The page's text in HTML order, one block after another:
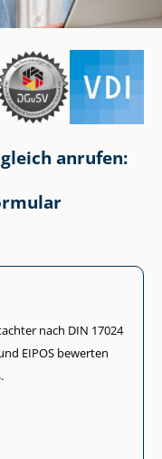
anrufen:
nach DIN 17024
EIPOS bewerten